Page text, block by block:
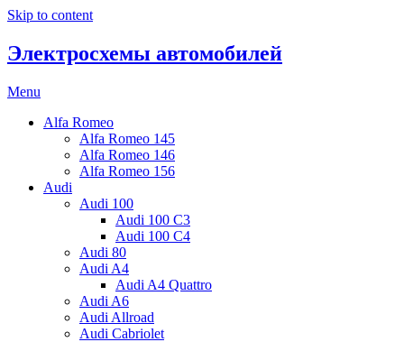
Skip to content
Электросхемы автомобилей
Menu
Alfa Romeo
Alfa Romeo 145
Alfa Romeo 146
Alfa Romeo 156
Audi
Audi 100
Audi 100 C3
Audi 100 C4
Audi 80
Audi A4
Audi A4 Quattro
Audi A6
Audi Allroad
Audi Cabriolet